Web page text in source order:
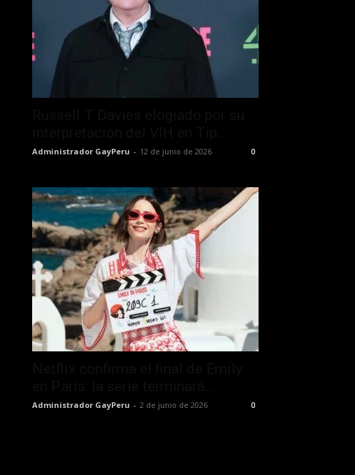
Administrador GayPeru - 12 de junio de 2026 0
Administrador GayPeru - 2 de junio de 2026 0